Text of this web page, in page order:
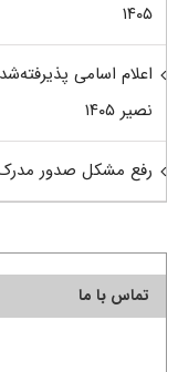
۱۴۰۵
اعلام اسامی
نصیر ۱۴۰۵
رفع مشکل صدور مدرک
تماس با ما